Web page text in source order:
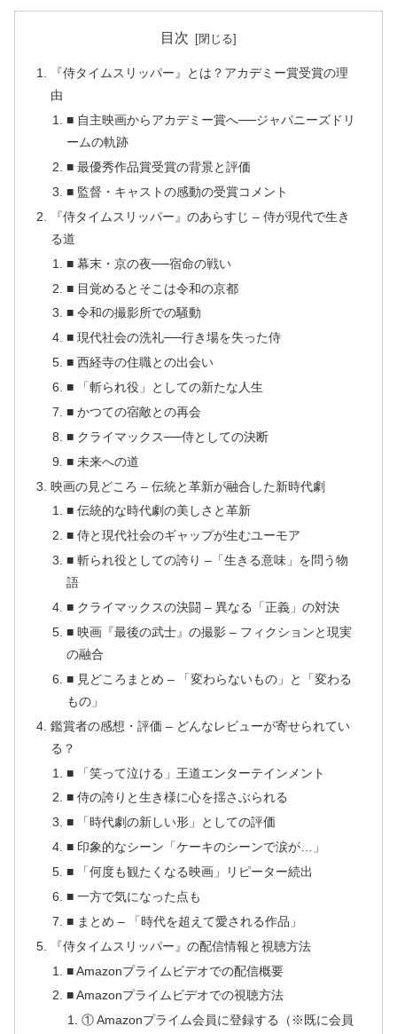
目次
『侍タイムスリッパー』とは？アカデミー賞受賞の理
由
■ 自主映画からアカデミー賞へ──ジャパニーズドリ
ームの軌跡
■ 最優秀作品賞受賞の背景と評価
■ 監督・キャストの感動の受賞コメント
『侍タイムスリッパー』のあらすじ – 侍が現代で生き
る道
■ 幕末・京の夜──宿命の戦い
■ 目覚めるとそこは令和の京都
■ 令和の撮影所での騒動
■ 現代社会の洗礼──行き場を失った侍
■ 西経寺の住職との出会い
■ 「斬られ役」としての新たな人生
■ かつての宿敵との再会
■ クライマックス──侍としての決断
■ 未来への道
映画の見どころ – 伝統と革新が融合した新時代劇
■ 伝統的な時代劇の美しさと革新
■ 侍と現代社会のギャップが生むユーモア
■ 斬られ役としての誇り –「生きる意味」を問う物
語
■ クライマックスの決闘 – 異なる「正義」の対決
■ 映画『最後の武士』の撮影 – フィクションと現実
の融合
■ 見どころまとめ – 「変わらないもの」と「変わる
もの」
鑑賞者の感想・評価 – どんなレビューが寄せられてい
る？
■ 「笑って泣ける」王道エンターテインメント
■ 侍の誇りと生き様に心を揺さぶられる
■ 「時代劇の新しい形」としての評価
■ 印象的なシーン「ケーキのシーンで涙が…」
■ 「何度も観たくなる映画」リピーター続出
■ 一方で気になった点も
■ まとめ – 「時代を超えて愛される作品」
『侍タイムスリッパー』の配信情報と視聴方法
■ Amazonプライムビデオでの配信概要
■ Amazonプライムビデオでの視聴方法
① Amazonプライム会員に登録する（※既に会員